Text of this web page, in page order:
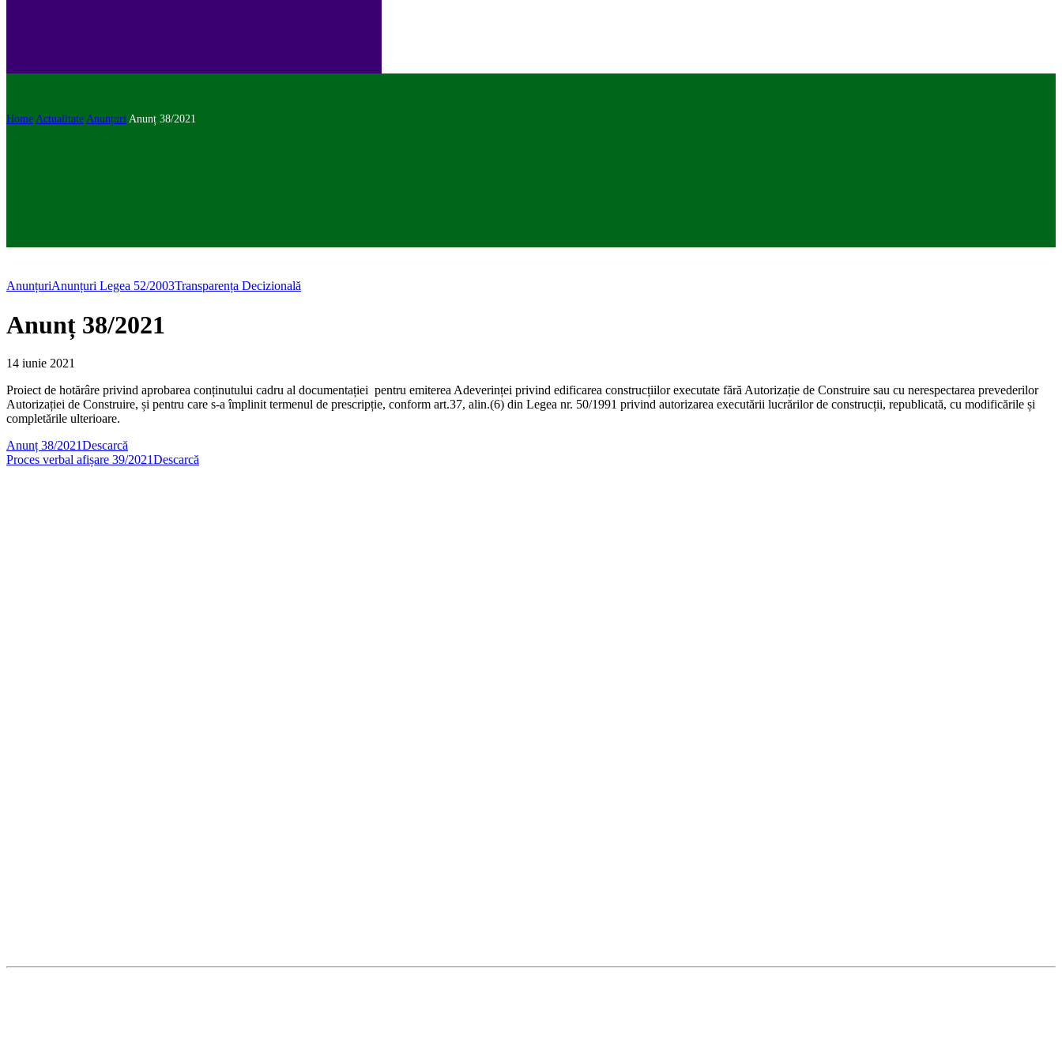
Home Actualitate Anunțuri Anunț 38/2021
AnunțuriAnunțuri Legea 52/2003Transparența Decizională
Anunț 38/2021
14 iunie 2021
Proiect de hotărâre privind aprobarea conținutului cadru al documentației pentru emiterea Adeverinței privind edificarea construcțiilor executate fără Autorizație de Construire sau cu nerespectarea prevederilor
Autorizației de Construire, și pentru care s-a împlinit termenul de prescripție, conform art.37, alin.(6) din Legea nr. 50/1991 privind autorizarea executării lucrărilor de construcții, republicată, cu modificările și
completările ulterioare.
Anunț 38/2021Descarcă
Proces verbal afișare 39/2021Descarcă